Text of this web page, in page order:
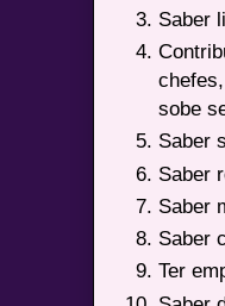
Saber
sobe
Saber
Saber
Saber
Saber
Ter